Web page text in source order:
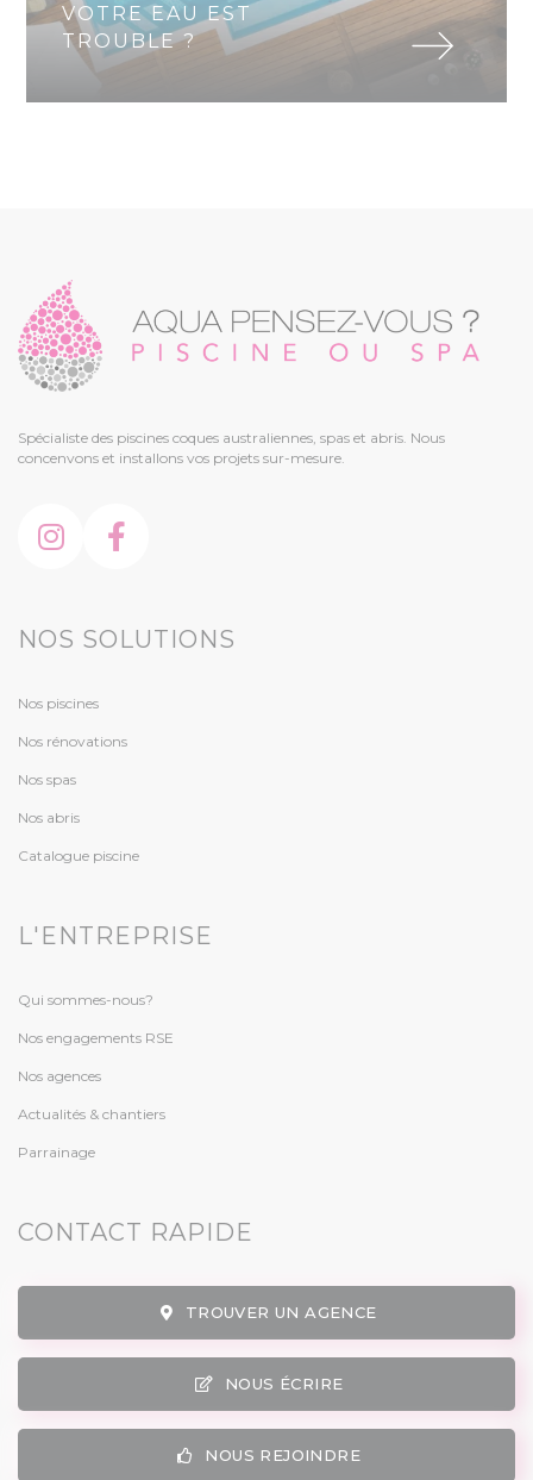
VOTRE EAU EST
TROUBLE ?
Spécialiste des piscines coques australiennes, spas et abris. Nous
concenvons et installons vos projets sur-mesure.
NOS SOLUTIONS
Nos piscines
Nos rénovations
Nos spas
Nos abris
Catalogue piscine
L'ENTREPRISE
Qui sommes-nous?
Nos engagements RSE
Nos agences
Actualités & chantiers
Parrainage
CONTACT RAPIDE
TROUVER UN AGENCE
NOUS ÉCRIRE
NOUS REJOINDRE